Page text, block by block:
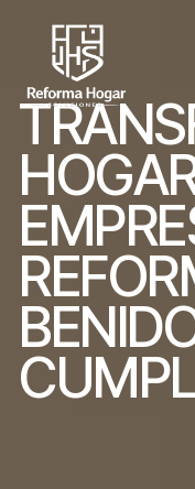
TRANS
HOGA
EMPRE
REFOR
BENID
CUMP